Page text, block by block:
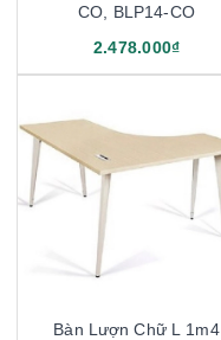
CO, BLP14-CO
2.478.000₫
Bàn Lượn Chữ L 1m4